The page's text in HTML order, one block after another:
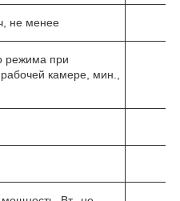
не менее
режима при
камере, мин.,